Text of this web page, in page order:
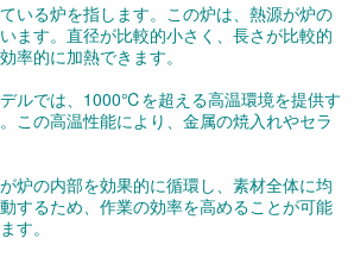
いる炉を指します。この炉は、熱源が炉の
ます。直径が比較的小さく、長さが比較的
率的に加熱できます。
ルでは、1000℃を超える高温環境を提供す
この高温性能により、金属の焼入れやセラ
炉の内部を効果的に循環し、素材全体に均
するため、作業の効率を高めることが可能
す。